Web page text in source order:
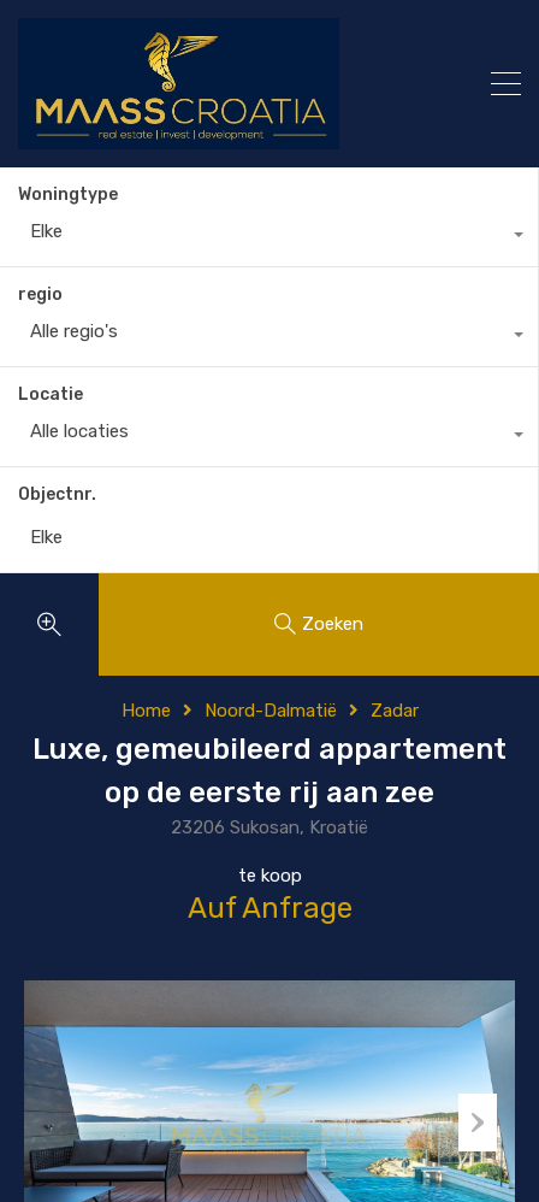
Woningtype
Elke
regio
Alle regio's
Locatie
Alle locaties
Objectnr.
Zoeken
Home Noord-Dalmatië Zadar
Luxe, gemeubileerd appartement
op de eerste rij aan zee
23206 Sukosan, Kroatië
te koop
Auf Anfrage